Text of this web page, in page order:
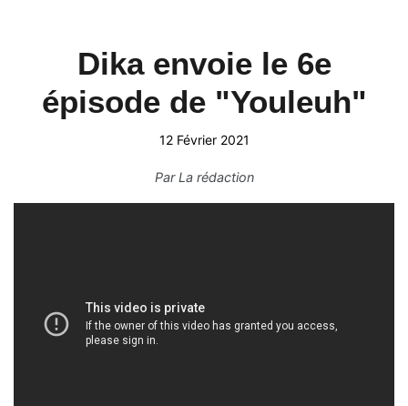
Dika envoie le 6e
épisode de "Youleuh"
12 Février 2021
ParLa rédaction